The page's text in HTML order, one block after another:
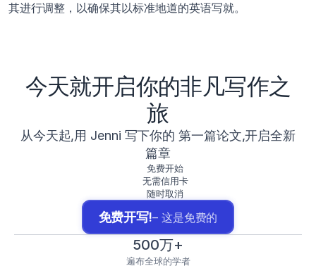
其进行调整，以确保其以标准地道的英语写就。
今天就开启你的非凡写作之
旅
从今天起,用 Jenni 写下你的 第一篇论文,开启全新
篇章
免费开始
无需信用卡
随时取消
免费开写!– 这是免费的
500万+
遍布全球的学者